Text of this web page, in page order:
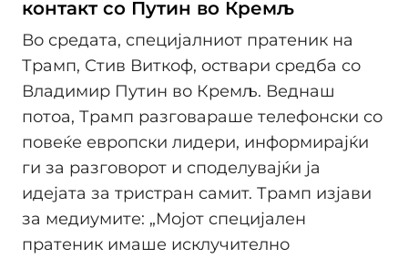
контакт со Путин во Кремљ
Во средата, специјалниот пратеник на
Трамп, Стив Виткоф, оствари средба со
Владимир Путин во Кремљ. Веднаш
потоа, Трамп разговараше телефонски со
повеќе европски лидери, информирајќи
ги за разговорот и споделувајќи ја
идејата за тристран самит. Трамп изјави
за медиумите: „Мојот специјален
пратеник имаше исклучително